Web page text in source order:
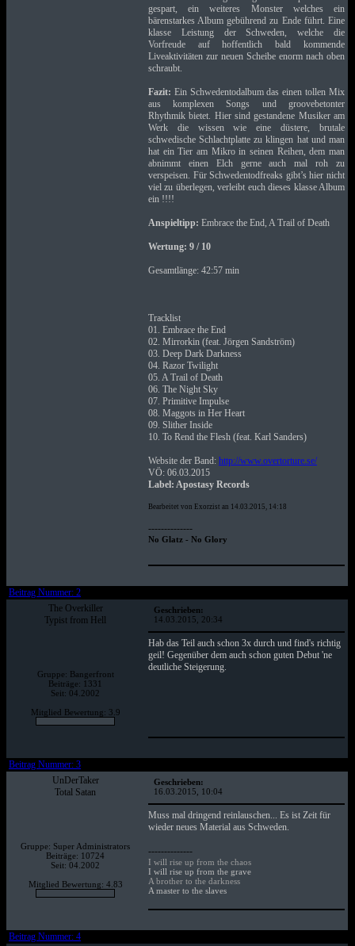
gespart, ein weiteres Monster welches ein
bärenstarkes Album gebührend zu Ende führt. Eine
klasse Leistung der Schweden, welche die
Vorfreude auf hoffentlich bald kommende
Liveaktivitäten zur neuen Scheibe enorm nach oben
schraubt.
Fazit: Ein Schwedentodalbum das einen tollen Mix
aus komplexen Songs und groovebetonter
Rhythmik bietet. Hier sind gestandene Musiker am
Werk die wissen wie eine düstere, brutale
schwedische Schlachtplatte zu klingen hat und man
hat ein Tier am Mikro in seinen Reihen, dem man
abnimmt einen Elch gerne auch mal roh zu
verspeisen. Für Schwedentodfreaks gibt’s hier nicht
viel zu überlegen, verleibt euch dieses klasse Album
ein !!!!
Anspieltipp: Embrace the End, A Trail of Death
Wertung: 9 / 10
Gesamtlänge: 42:57 min
Tracklist
01. Embrace the End
02. Mirrorkin (feat. Jörgen Sandström)
03. Deep Dark Darkness
04. Razor Twilight
05. A Trail of Death
06. The Night Sky
07. Primitive Impulse
08. Maggots in Her Heart
09. Slither Inside
10. To Rend the Flesh (feat. Karl Sanders)
Website der Band: http://www.overtorture.se/
VÖ: 06.03.2015
Label: Apostasy Records
Bearbeitet von Exorzist an 14.03.2015, 14:18
--------------
No Glatz - No Glory
Beitrag Nummer: 2
The Overkiller
Typist from Hell
Gruppe: Bangerfront
Beiträge: 1331
Seit: 04.2002
Mitglied Bewertung: 3.9
Geschrieben:
14.03.2015, 20:34
Hab das Teil auch schon 3x durch und find's richtig
geil! Gegenüber dem auch schon guten Debut 'ne
deutliche Steigerung.
Beitrag Nummer: 3
UnDerTaker
Total Satan
Gruppe: Super Administrators
Beiträge: 10724
Seit: 04.2002
Mitglied Bewertung: 4.83
Geschrieben:
16.03.2015, 10:04
Muss mal dringend reinlauschen... Es ist Zeit für
wieder neues Material aus Schweden.
--------------
I will rise up from the chaos
I will rise up from the grave
A brother to the darkness
A master to the slaves
Beitrag Nummer: 4